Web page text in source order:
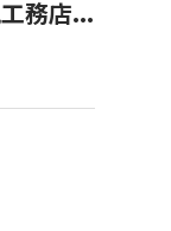
工務店...